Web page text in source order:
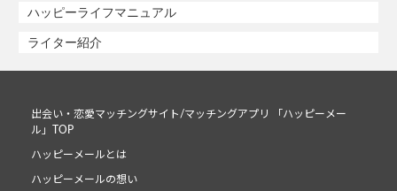
ハッピーライフマニュアル
ライター紹介
出会い・恋愛マッチングサイト/マッチングアプリ 「ハッピーメー
ル」TOP
ハッピーメールとは
ハッピーメールの想い